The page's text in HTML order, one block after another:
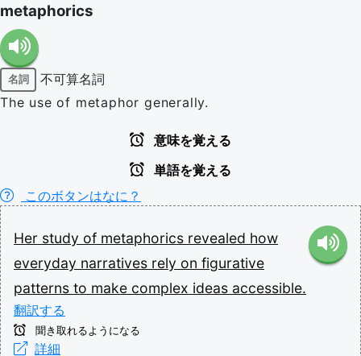
metaphorics
名詞
不可算名詞
The use of metaphor generally.
意味を覚える
単語を覚える
このボタンはなに？
Her study of metaphorics revealed how
everyday narratives rely on figurative
patterns to make complex ideas accessible.
翻訳する
聞き取れるようになる
詳細